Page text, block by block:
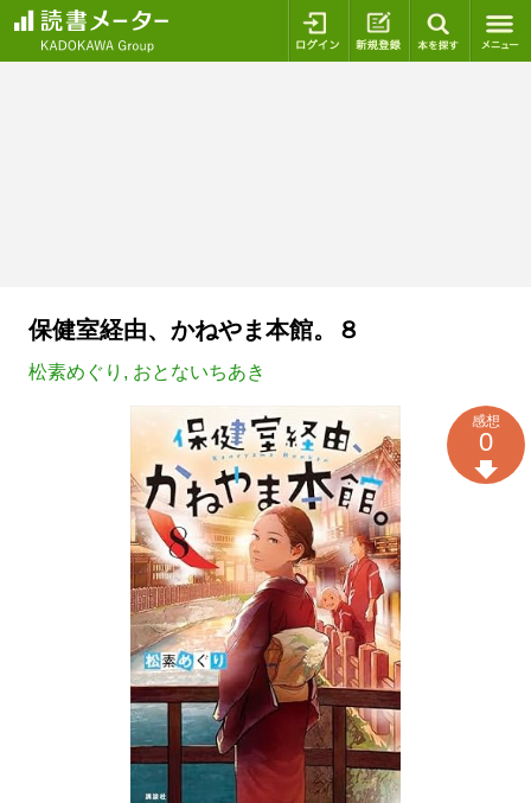
ログイン 新規登録
保健室経由、かねやま本館。８
松素めぐり , おとないちあき
感想
0